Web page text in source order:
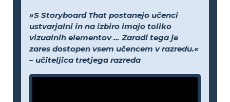
»S Storyboard That postanejo učenci
ustvarjalni in na izbiro imajo toliko
vizualnih elementov ... Zaradi tega je
zares dostopen vsem učencem v razredu.«
– učiteljica tretjega razreda